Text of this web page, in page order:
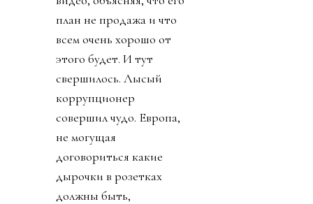
план не продажа и что
всем очень хорошо от
этого будет. И тут
свершилось. Лысый
коррупционер
совершил чудо. Европа,
не могущая
договориться какие
дырочки в розетках
должны быть,